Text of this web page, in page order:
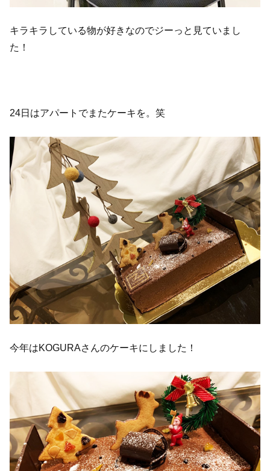
キラキラしている物が好きなのでジーっと見ていまし
た！
24日はアパートでまたケーキを。笑
今年はKOGURAさんのケーキにしました！